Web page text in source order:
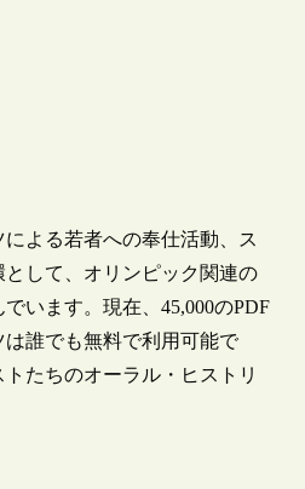
よる若者への奉仕活動、ス
として、オリンピック関連の
います。現在、45,000のPDF
誰でも無料で利用可能で
たちのオーラル・ヒストリ